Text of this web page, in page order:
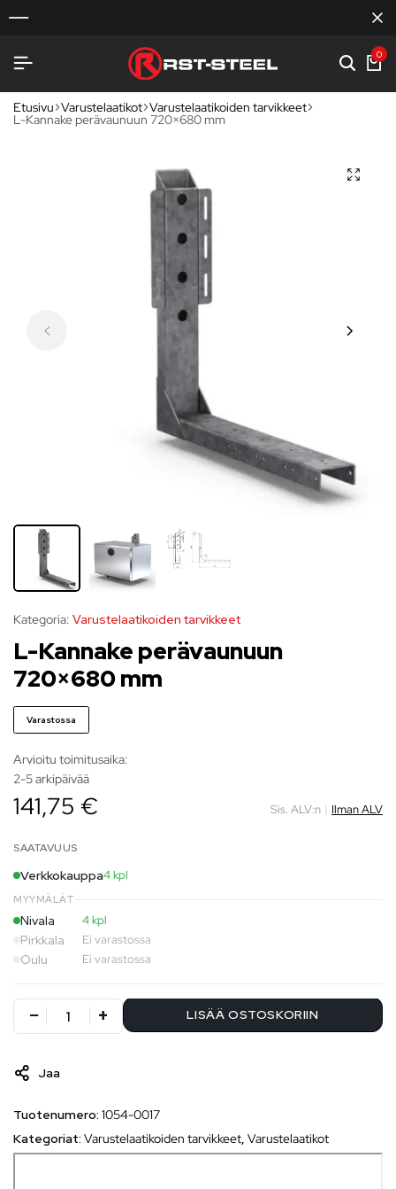
0
Etusivu Varustelaatikot Varustelaatikoiden tarvikkeet
L-Kannake perävaunuun 720×680 mm
Kategoria: Varustelaatikoiden tarvikkeet
L-Kannake perävaunuun
720×680 mm
Varastossa
Arvioitu toimitusaika:
2-5 arkipäivää
141,75 € Sis. ALV:n | Ilman ALV
SAATAVUUS
Verkkokauppa4 kpl
MYYMÄLÄT
Nivala 4 kpl
Pirkkala Ei varastossa
Oulu Ei varastossa
LISÄÄ OSTOSKORIIN
Jaa
Tuotenumero: 1054-0017
Kategoriat: Varustelaatikoiden tarvikkeet, Varustelaatikot